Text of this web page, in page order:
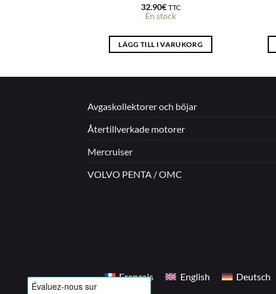
32.90€ TTC
En stock
LÄGG TILL I VARUKORG
Avgaskollektorer och böjar
Återtillverkade motorer
Mercruiser
VOLVO PENTA / OMC
Français English Deutsch